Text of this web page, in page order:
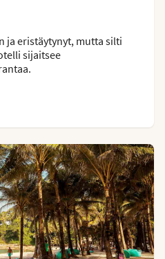
ja eristäytynyt, mutta silti
sijaitsee